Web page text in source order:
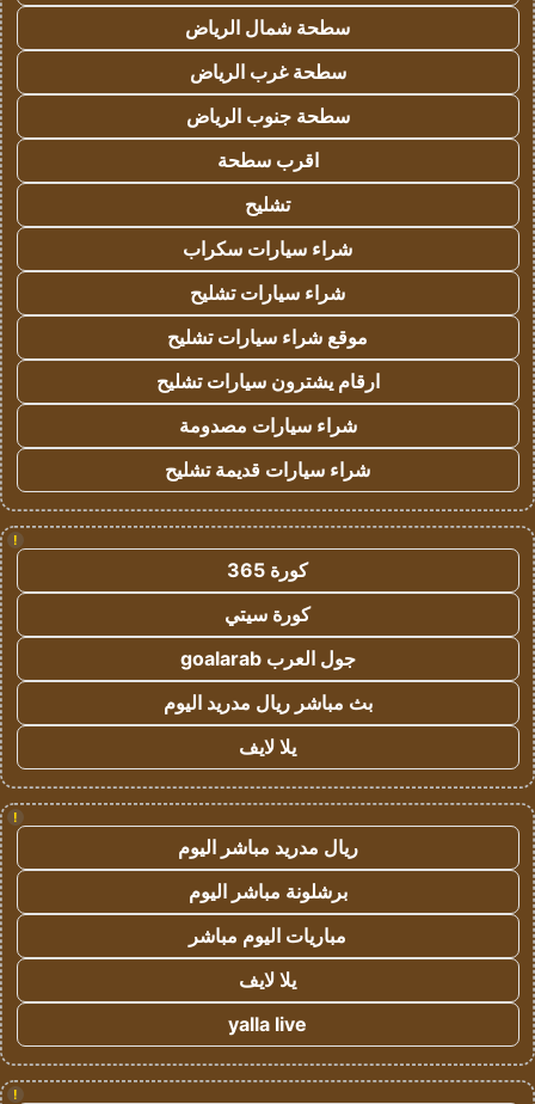
سطحة شمال الرياض
سطحة غرب الرياض
سطحة جنوب الرياض
اقرب سطحة
تشليح
شراء سيارات سكراب
شراء سيارات تشليح
موقع شراء سيارات تشليح
ارقام يشترون سيارات تشليح
شراء سيارات مصدومة
شراء سيارات قديمة تشليح
!
كورة 365
كورة سيتي
جول العرب goalarab
بث مباشر ريال مدريد اليوم
يلا لايف
!
ريال مدريد مباشر اليوم
برشلونة مباشر اليوم
مباريات اليوم مباشر
يلا لايف
yalla live
!